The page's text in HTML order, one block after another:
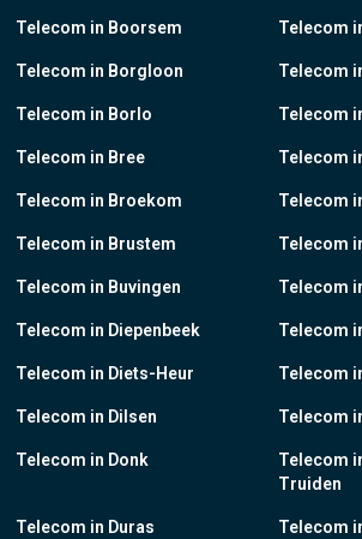
Telecom in Boorsem
Telecom in Borgloon
Telecom in Borlo
Telecom in Bree
Telecom in Broekom
Telecom in Brustem
Telecom in Buvingen
Telecom in Diepenbeek
Telecom in Diets-Heur
Telecom in Dilsen
Telecom in Donk
Telecom in Duras
Telecom
Telecom
Telecom
Telecom
Telecom
Telecom
Telecom
Telecom
Telecom
Telecom
Telecom
Truiden
Telecom